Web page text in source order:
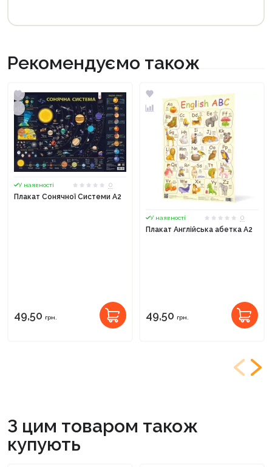
Рекомендуємо також
У наявності
0
Плакат Сонячної Системи А2
49,50 грн.
У наявності
0
Плакат Англійська абетка А2
49,50 грн.
З цим товаром також
купують